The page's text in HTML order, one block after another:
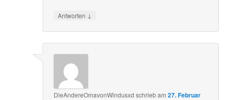
Antworten ↓
DieAndereOmavonWindusxd schriebam27. Februar